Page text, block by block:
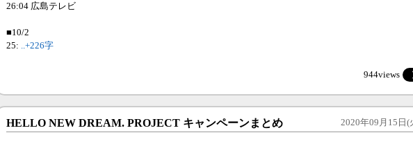
26:04 広島テレビ
■10/2
25: ..+226字
944views
2020年09月15日(
HELLO NEW DREAM. PROJECT キャンペーンまとめ